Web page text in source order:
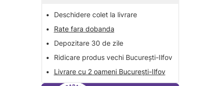
•
Deschidere colet la livrare
•
Rate fara dobanda
•
Depozitare 30 de zile
•
Ridicare produs vechi București-Ilfov
•
Livrare cu 2 oameni București-Ilfov